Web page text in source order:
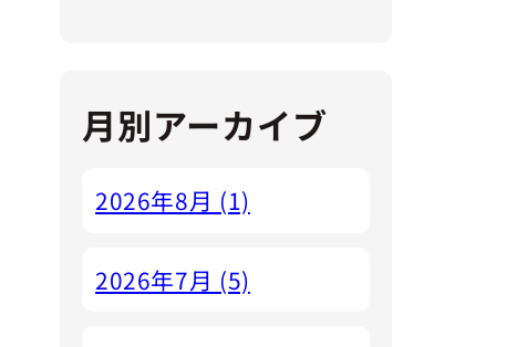
月別アーカイブ
2026年8月 (1)
2026年7月 (5)